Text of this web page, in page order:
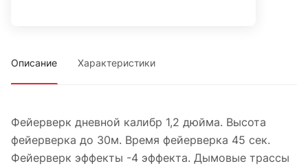
Описание Характеристики
Фейерверк дневной калибр 1,2 дюйма. Высота
фейерверка до 30м. Время фейерверка 45 сек.
Фейерверк эффекты -4 эффекта. Дымовые трассы